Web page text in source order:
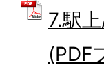
7.駅
(PDF